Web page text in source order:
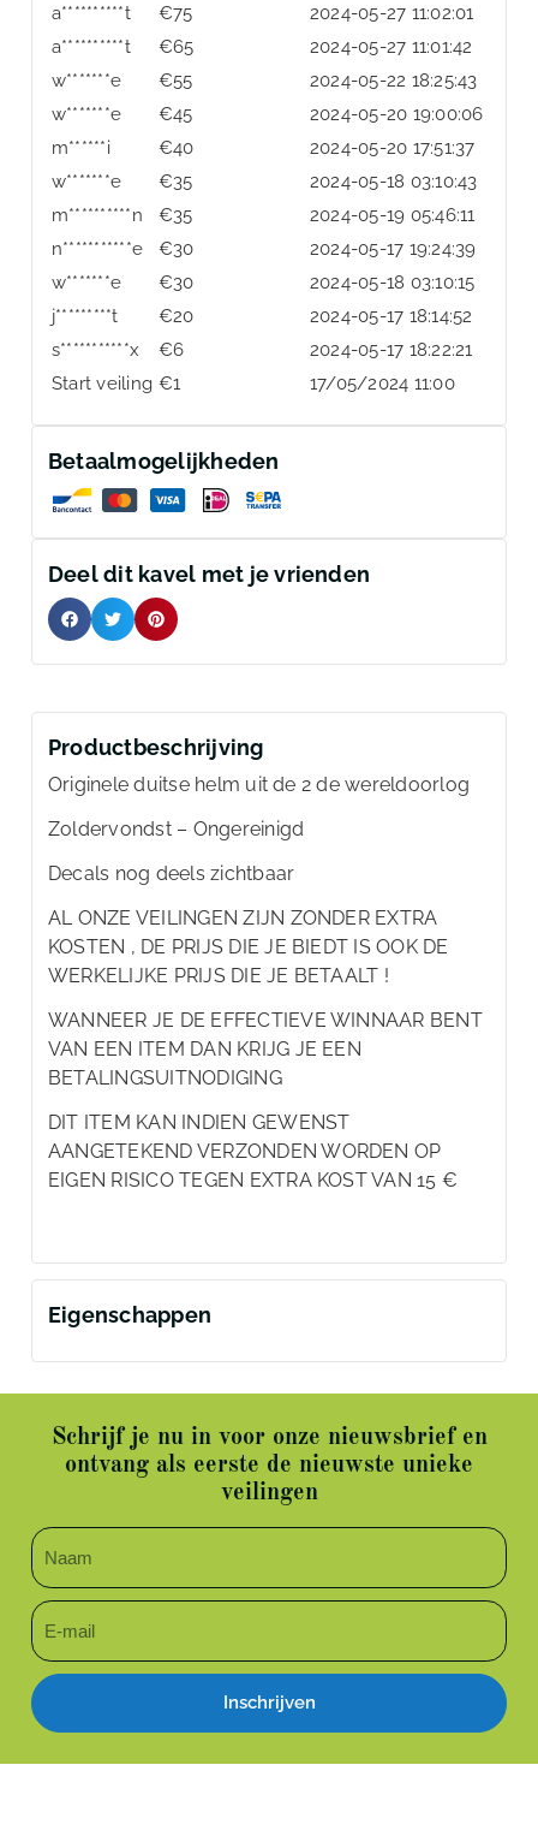
a**********t
€75
2024-05-27 11:02:01
a**********t
€65
2024-05-27 11:01:42
w*******e
€55
2024-05-22 18:25:43
w*******e
€45
2024-05-20 19:00:06
m******i
€40
2024-05-20 17:51:37
w*******e
€35
2024-05-18 03:10:43
m**********n
€35
2024-05-19 05:46:11
n***********e
€30
2024-05-17 19:24:39
w*******e
€30
2024-05-18 03:10:15
j*********t
€20
2024-05-17 18:14:52
s***********x
€6
2024-05-17 18:22:21
Start veiling €1 17/05/2024 11:00
Betaalmogelijkheden
Deel dit kavel met je vrienden
Productbeschrijving
Originele duitse helm uit de 2 de wereldoorlog
Zoldervondst – Ongereinigd
Decals nog deels zichtbaar
AL ONZE VEILINGEN ZIJN ZONDER EXTRA
KOSTEN , DE PRIJS DIE JE BIEDT IS OOK DE
WERKELIJKE PRIJS DIE JE BETAALT !
WANNEER JE DE EFFECTIEVE WINNAAR BENT
VAN EEN ITEM DAN KRIJG JE EEN
BETALINGSUITNODIGING
DIT ITEM KAN INDIEN GEWENST
AANGETEKEND VERZONDEN WORDEN OP
EIGEN RISICO TEGEN EXTRA KOST VAN 15 €
Eigenschappen
Schrijf je nu in voor onze nieuwsbrief en
ontvang als eerste de nieuwste unieke
veilingen
Inschrijven